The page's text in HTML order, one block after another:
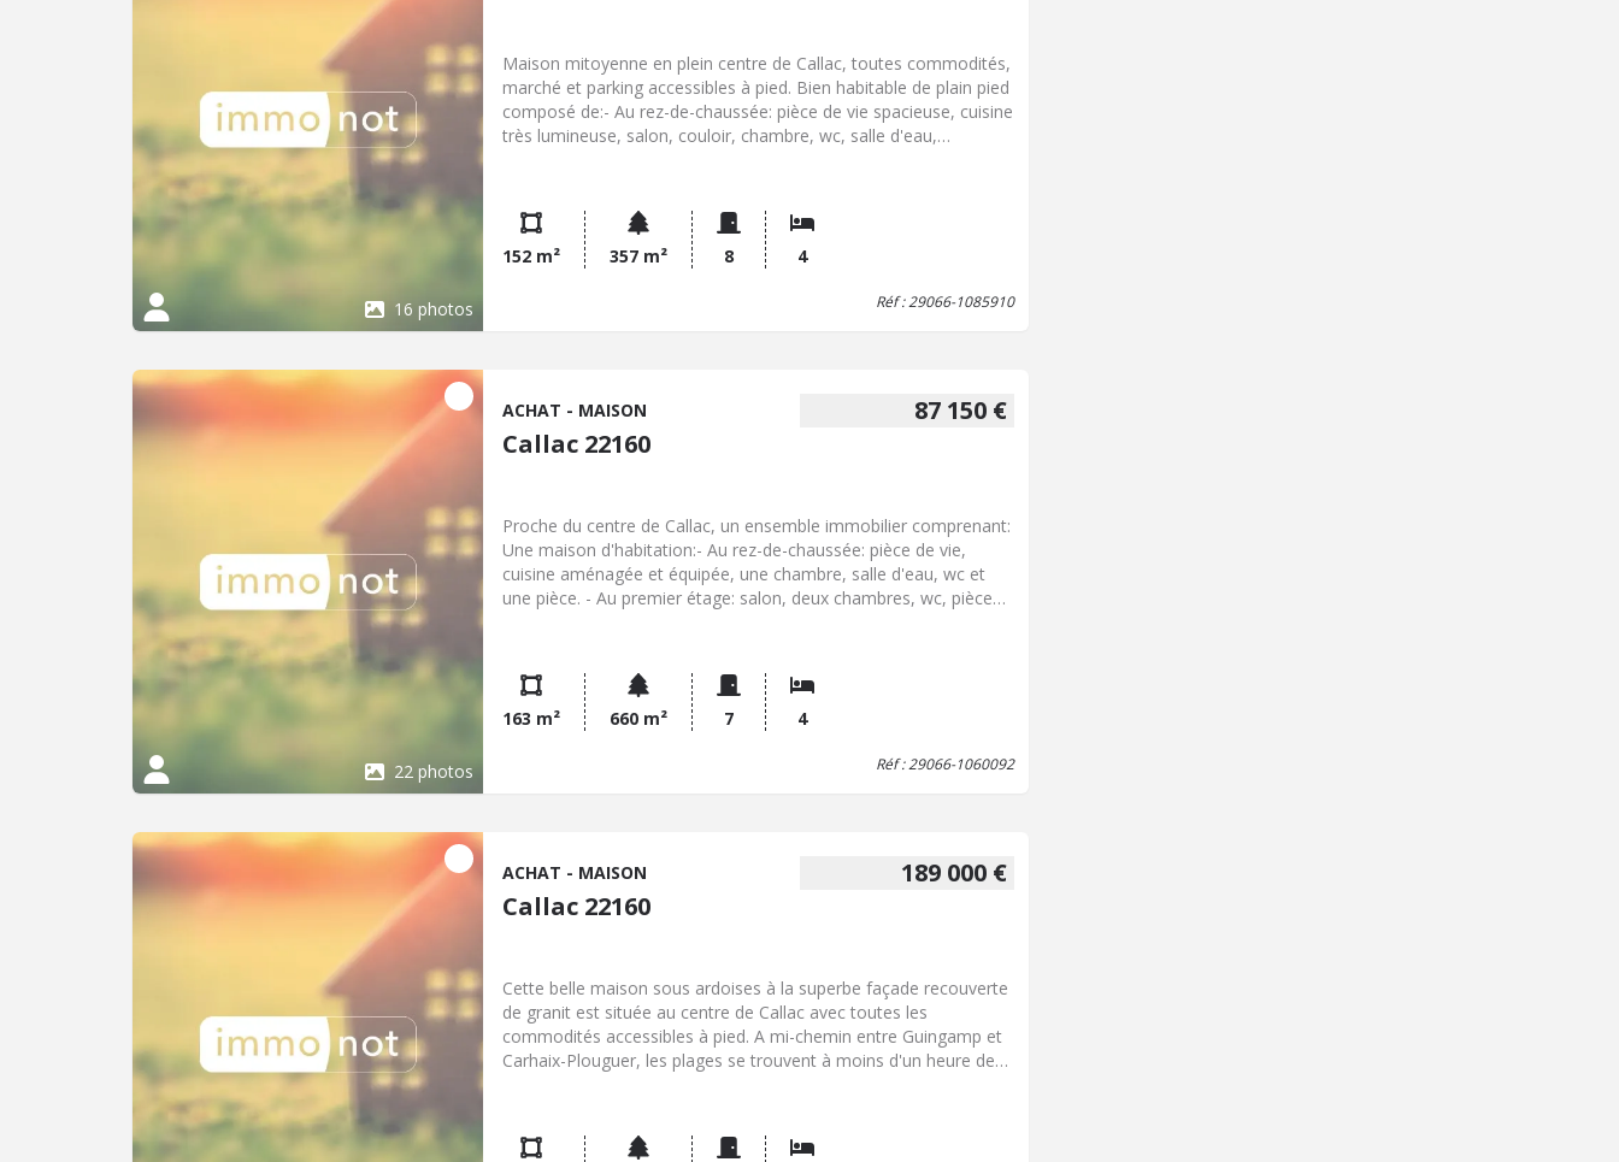
16 photos
Maison mitoyenne en plein centre de Callac, toutes commodités,
marché et parking accessibles à pied. Bien habitable de plain pied
composé de:- Au rez-de-chaussée: pièce de vie spacieuse, cuisine
très lumineuse, salon, couloir, chambre, wc, salle d'eau,
152 m² 357 m² 8 4
Réf : 29066-1085910
22 photos
87 150 €
ACHAT - MAISON
Callac 22160
Proche du centre de Callac, un ensemble immobilier comprenant:
Une maison d'habitation:- Au rez-de-chaussée: pièce de vie,
cuisine aménagée et équipée, une chambre, salle d'eau, wc et
une pièce. - Au premier étage: salon, deux chambres, wc, pièce
attenant en parpaings et tôles offrant un grand volume, avec une
mezzanine . Un jardinet attenant et un autre non attenant.
163 m²
660 m² 7 4
Réf : 29066-1060092
189 000 €
ACHAT - MAISON
Callac 22160
Cette belle maison sous ardoises à la superbe façade recouverte
de granit est située au centre de Callac avec toutes les
commodités accessibles à pied. A mi-chemin entre Guingamp et
Carhaix-Plouguer, les plages se trouvent à moins d'un heure de
lumière, couloir, débarras, wc, salle de bains, chambre. - A
l'étage: palier, placards, wc, trois chambres, bureau, salle d'eau.